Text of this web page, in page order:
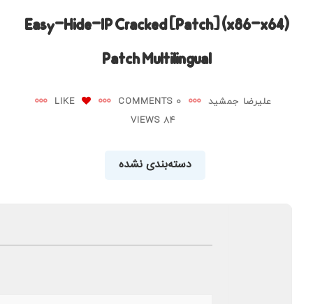
Easy-Hide-IP Cracked [Patch] (x86-x64)
Patch Multilingual
علیرضا جمشید 0 COMMENTS
LIKE
84 VIEWS
دسته‌بندی نشده